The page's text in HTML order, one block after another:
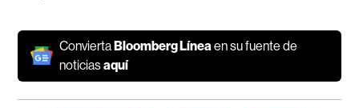
ConviertaBloomberg Líneaen su fuente de
noticiasaquí